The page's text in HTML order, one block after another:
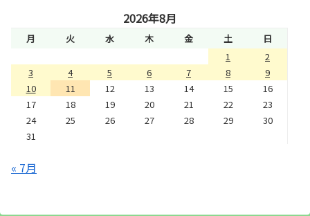
2026年8月
月 火 水 木 金 土
日
1
2
3
4 5 6 7 8
9
10
11 12 13 14 15
16
17
18 19 20 21 22
23
24
25 26 27 28 29
30
31
« 7月